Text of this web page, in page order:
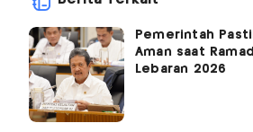
Pemerintah
Aman saat
Lebaran 2026